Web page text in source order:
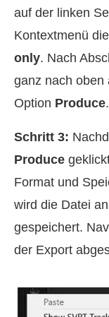
auf der linken
Kontextmenü
only. Nach
ganz nach oben
Option Produce.
Schritt 3:
Produce
Format und
wird die Datei
gespeichert.
der Export